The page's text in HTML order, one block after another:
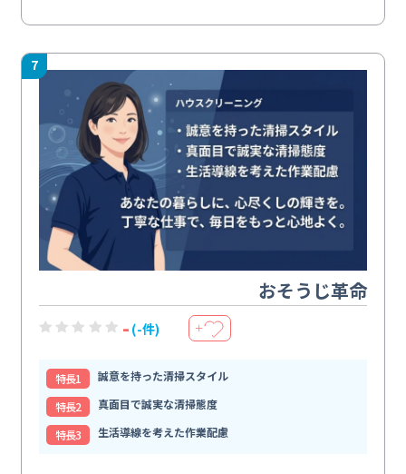
7
おそうじ革命
- (-件) ＋
特⻑1
誠意を持った清掃スタイル
特⻑2
真面目で誠実な清掃態度
特⻑3
生活導線を考えた作業配慮